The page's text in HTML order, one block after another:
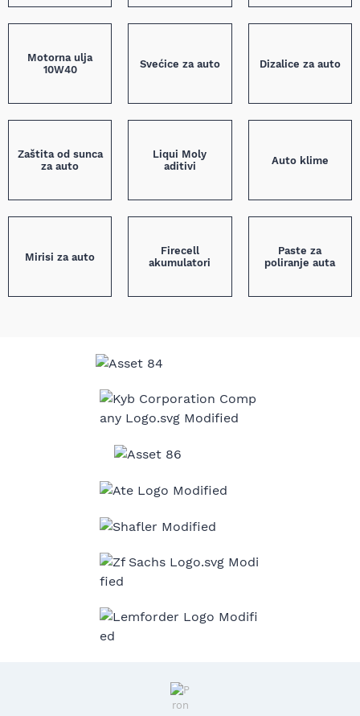
Motorna ulja
10W40
Svećice za auto Dizalice za auto
Zaštita od sunca
za auto
Liqui Moly
aditivi
Auto klime
Mirisi za auto
Firecell
akumulatori
Paste za
poliranje auta